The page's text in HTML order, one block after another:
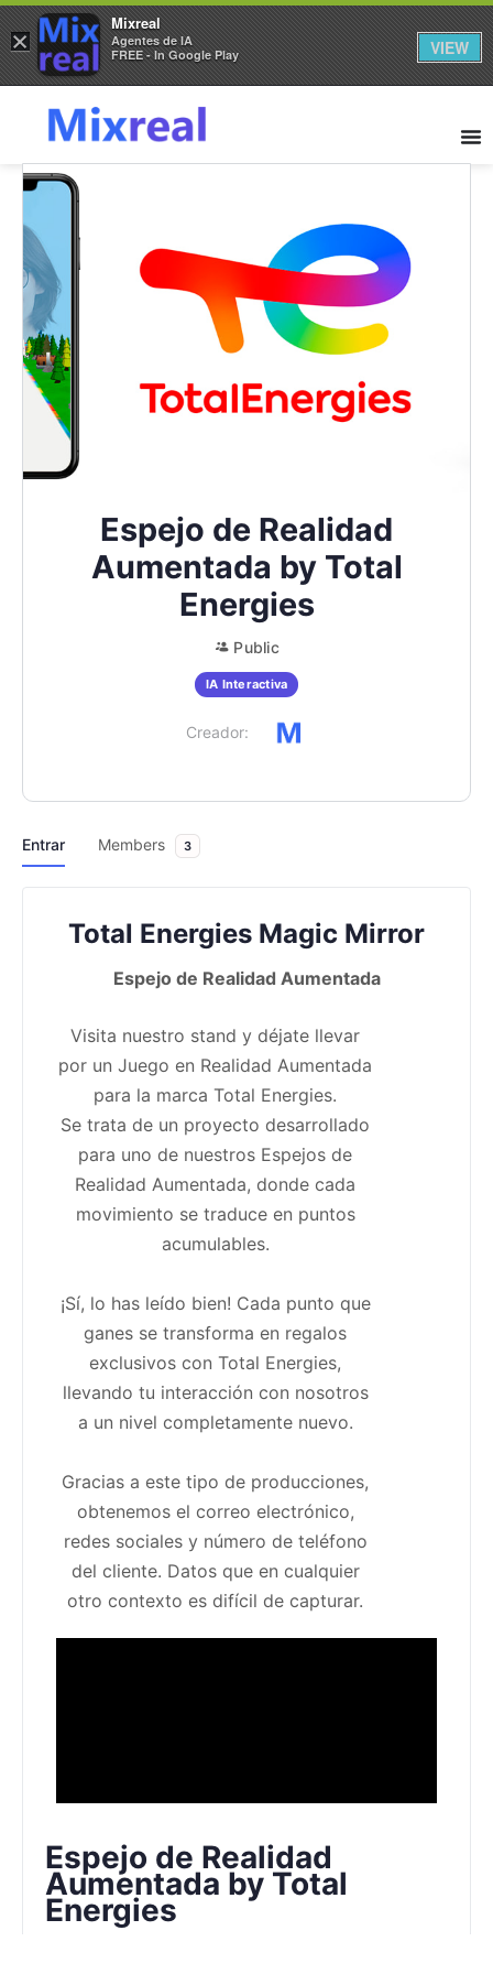
Espejo de Realidad
Aumentada by Total
Energies
Public
IA Interactiva
Creador:
Entrar Members 3
Total Energies Magic Mirror
Espejo de Realidad Aumentada
Visita nuestro stand y déjate llevar
por un Juego en Realidad Aumentada
para la marca Total Energies.
Se trata de un proyecto desarrollado
para uno de nuestros Espejos de
Realidad Aumentada, donde cada
movimiento se traduce en puntos
acumulables.
¡Sí, lo has leído bien! Cada punto que
ganes se transforma en regalos
exclusivos con Total Energies,
llevando tu interacción con nosotros
a un nivel completamente nuevo.
Gracias a este tipo de producciones,
obtenemos el correo electrónico,
redes sociales y número de teléfono
del cliente. Datos que en cualquier
otro contexto es difícil de capturar.
Espejo de Realidad
Aumentada by Total
Energies
×
Mixreal
Agentes de IA
FREE - In Google Play
VIEW